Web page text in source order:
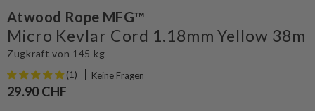
Atwood Rope MFG™
Micro Kevlar Cord 1.18mm Yellow 38m
Zugkraft von 145 kg
(1) Keine Fragen
29.90 CHF